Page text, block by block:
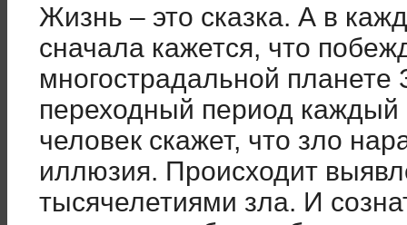
Жизнь – это сказка. А в
сначала кажется, что
многострадальной
переходный период
человек скажет, что зло
иллюзия. Происходит
тысячелетиями зла. И